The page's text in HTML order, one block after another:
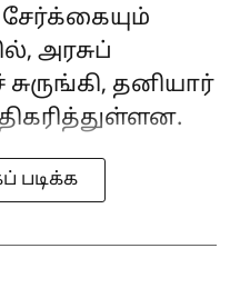
அரசுப்
தனியார்
படிக்க